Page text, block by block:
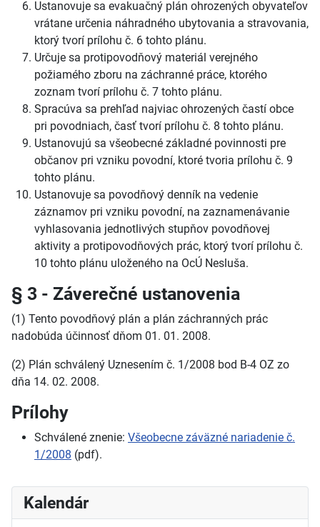
Ustanovuje sa evakuačný plán ohrozených obyvateľov
vrátane určenia náhradného ubytovania a stravovania,
ktorý tvorí prílohu č. 6 tohto plánu.
Určuje sa protipovodňový materiál verejného
požiamého zboru na záchranné práce, ktorého
zoznam tvorí prílohu č. 7 tohto plánu.
Spracúva sa prehľad najviac ohrozených častí obce
pri povodniach, časť tvorí prílohu č. 8 tohto plánu.
Ustanovujú sa všeobecné základné povinnosti pre
občanov pri vzniku povodní, ktoré tvoria prílohu č. 9
tohto plánu.
Ustanovuje sa povodňový denník na vedenie
záznamov pri vzniku povodní, na zaznamenávanie
vyhlasovania jednotlivých stupňov povodňovej
aktivity a protipovodňových prác, ktorý tvorí prílohu č.
10 tohto plánu uloženého na OcÚ Nesluša.
§ 3 - Záverečné ustanovenia
(1) Tento povodňový plán a plán záchranných prác
nadobúda účinnosť dňom 01. 01. 2008.
(2) Plán schválený Uznesením č. 1/2008 bod B-4 OZ zo
dňa 14. 02. 2008.
Prílohy
Schválené znenie: Všeobecne záväzné nariadenie č.
1/2008 (pdf).
Kalendár